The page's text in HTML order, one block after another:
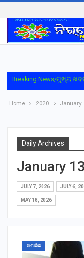
Breaking News/ମୁଖ୍ୟ
ରେଳ ସୁରକ୍ଷା
Home 2020 January
Daily Archives
January
JULY 7, 2026 JULY 6,
MAY 18, 2026
ସାମାଜିକ